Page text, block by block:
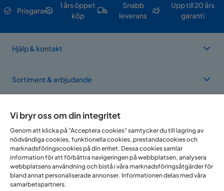
Prisgaranti
1 års öppet
köp
Snabb
leverans
Upp till 20 års
garanti
Hjälp & kontakt
Sortiment & erbjudande
Vi finns i flera länder
Vi bryr oss om din integritet
Genom att klicka på "Acceptera cookies" samtycker du till lagring av
nödvändiga cookies, funktionella cookies, prestandacookies och
marknadsföringscookies på din enhet. Dessa cookies samlar
information för att förbättra navigeringen på webbplatsen, analysera
webbplatsens användning och bistå i våra marknadsföringsåtgärder för
bland annat personaliserade annonser. Informationen delas med våra
samarbetspartners.